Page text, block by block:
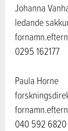
Johanna
ledande
0295 162177
Paula Horne
040 592 6820